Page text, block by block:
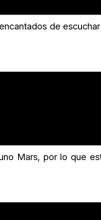
de
Mars, por lo que